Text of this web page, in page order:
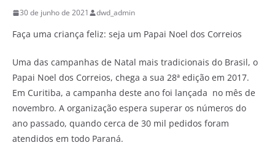
30 de junho de 2021 dwd_admin
Faça uma criança feliz: seja um Papai Noel dos Correios
Uma das campanhas de Natal mais tradicionais do Brasil, o
Papai Noel dos Correios, chega a sua 28ª edição em 2017.
Em Curitiba, a campanha deste ano foi lançada no mês de
novembro. A organização espera superar os números do
ano passado, quando cerca de 30 mil pedidos foram
atendidos em todo Paraná.